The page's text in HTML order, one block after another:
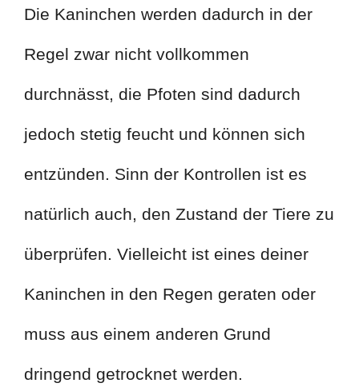
Die Kaninchen werden dadurch in der
Regel zwar nicht vollkommen
durchnässt, die Pfoten sind dadurch
jedoch stetig feucht und können sich
entzünden. Sinn der Kontrollen ist es
natürlich auch, den Zustand der Tiere zu
überprüfen. Vielleicht ist eines deiner
Kaninchen in den Regen geraten oder
muss aus einem anderen Grund
dringend getrocknet werden.